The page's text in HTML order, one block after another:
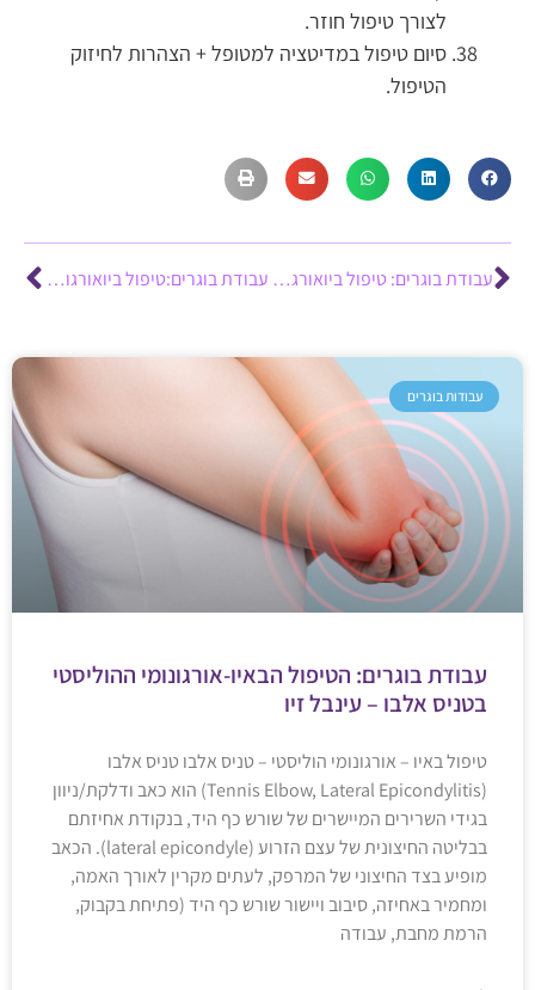
לצורך טיפול חוזר.
סיום טיפול במדיטציה למטופל + הצהרות לחיזוק
הטיפול.
עבודת בוגרים: טיפול ביואורגונומי בטינטון – ד”ר קרין שוורץ עבודת בוגרים:טיפול ביואורגונומי באבני כיס מרה – נינה בלייס
עבודות בוגרים
עבודת בוגרים: הטיפול הבאיו-אורגונומי ההוליסטי
בטניס אלבו – עינבל זיו
טיפול באיו – אורגונומי הוליסטי – טניס אלבו טניס אלבו
(Tennis Elbow, Lateral Epicondylitis) הוא כאב ודלקת/ניוון
בגידי השרירים המיישרים של שורש כף היד, בנקודת אחיזתם
בבליטה החיצונית של עצם הזרוע (lateral epicondyle). הכאב
מופיע בצד החיצוני של המרפק, לעתים מקרין לאורך האמה,
ומחמיר באחיזה, סיבוב ויישור שורש כף היד (פתיחת בקבוק,
הרמת מחבת, עבודה